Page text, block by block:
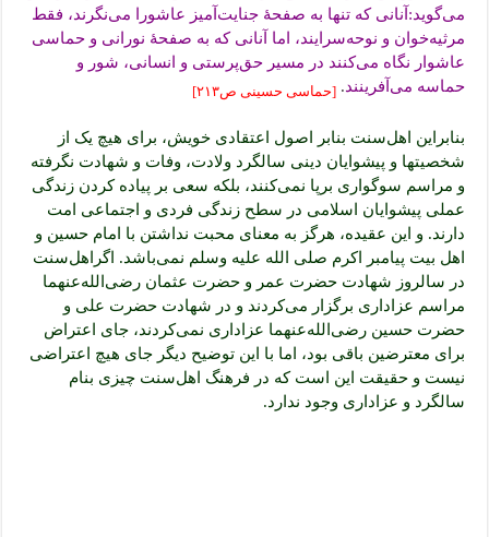
می‌گوید:آنانی که تنها به صفحۀ جنایت‌آمیز عاشورا می‌نگرند، فقط
مرثیه‌خوان و نوحه‌سرایند، اما آنانی که به صفحۀ نورانی و حماسی
عاشوار نگاه می‌کنند در مسیر حق‌پرستی و انسانی، شور و
حماسه می‌آفرینند.[حماسی‌ حسینی ص۲۱۳]
بنابراین اهل‌سنت بنابر اصول اعتقادی خویش، برای هیچ یک از
شخصیتها و پیشوایان دینی سالگرد ولادت، وفات و شهادت نگرفته
و مراسم سوگواری برپا نمی‌کنند، بلکه سعی بر پیاده کردن زندگی
عملی پیشوایان اسلامی در سطح زندگی فردی و اجتماعی امت
دارند. و این عقیده، هرگز به معنای محبت نداشتن با امام حسین و
اهل بیت پیامبر اکرم صلی الله علیه وسلم نمی‌باشد. اگراهل‌سنت
در سالروز شهادت حضرت عمر و حضرت عثمان رضی‌الله‌عنهما
مراسم عزاداری برگزار می‌کردند و در شهادت حضرت علی و
حضرت حسین رضی‌الله‌عنهما عزاداری نمی‌کردند، جای اعتراض
برای معترضین باقی بود، اما با این توضیح دیگر جای هیچ اعتراضی
نیست و حقیقت این است که در فرهنگ اهل‌سنت چیزی بنام
سالگرد و عزاداری وجود ندارد.